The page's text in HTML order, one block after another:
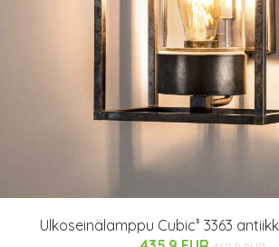
Ulkoseinälamppu Cubic³ 3363